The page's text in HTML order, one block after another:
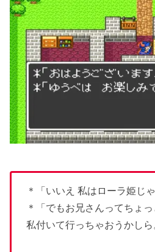
＊「いいえ 私はローラ姫じ
＊「でもお兄さんってちょっ
私付いて行っちゃおうかしら